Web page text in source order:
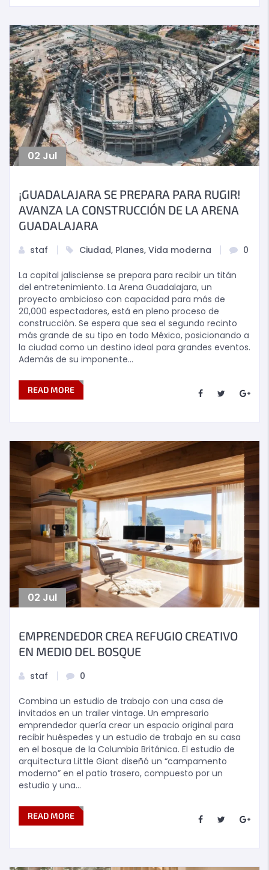
¡GUADALAJARA SE PREPARA PARA RUGIR!
AVANZA LA CONSTRUCCIÓN DE LA ARENA
GUADALAJARA
02 Jul
staf Ciudad, Planes, Vida moderna 0
La capital jalisciense se prepara para recibir un titán
del entretenimiento. La Arena Guadalajara, un
proyecto ambicioso con capacidad para más de
20,000 espectadores, está en pleno proceso de
construcción. Se espera que sea el segundo recinto
más grande de su tipo en todo México, posicionando a
la ciudad como un destino ideal para grandes eventos.
Además de su imponente…
READ MORE
EMPRENDEDOR CREA REFUGIO CREATIVO
EN MEDIO DEL BOSQUE
02 Jul
staf 0
Combina un estudio de trabajo con una casa de
invitados en un trailer vintage. Un empresario
emprendedor quería crear un espacio original para
recibir huéspedes y un estudio de trabajo en su casa
en el bosque de la Columbia Británica. El estudio de
arquitectura Little Giant diseñó un “campamento
moderno” en el patio trasero, compuesto por un
estudio y una…
READ MORE